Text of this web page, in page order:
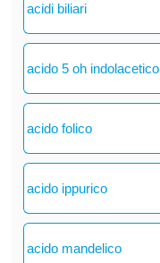
acidi biliari
acido 5 oh indolacetico
acido folico
acido ippurico
acido mandelico